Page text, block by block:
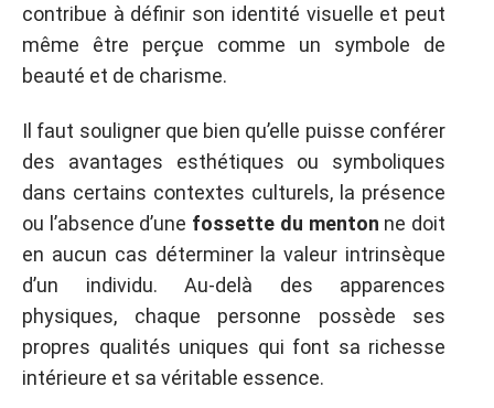
contribue à définir son identité visuelle et peut
même être perçue comme un symbole de
beauté et de charisme.
Il faut souligner que bien qu’elle puisse conférer
des avantages esthétiques ou symboliques
dans certains contextes culturels, la présence
ou l’absence d’une fossette du menton ne doit
en aucun cas déterminer la valeur intrinsèque
d’un individu. Au-delà des apparences
physiques, chaque personne possède ses
propres qualités uniques qui font sa richesse
intérieure et sa véritable essence.